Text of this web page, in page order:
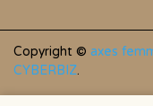
Copyright © axes
CYBERBIZ.